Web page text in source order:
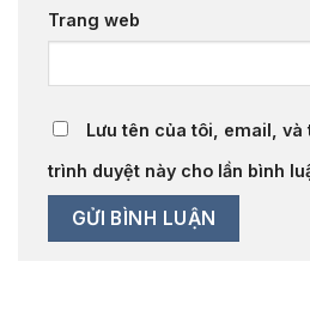
Trang web
Lưu tên của tôi, email,
trình duyệt này cho lần bình